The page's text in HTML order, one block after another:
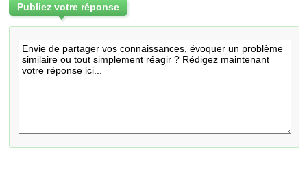
Publiez votre réponse